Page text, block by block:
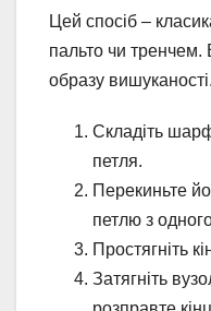
Цей спосіб –
пальто чи тренчем.
образу вишуканості.
Складіть
петля.
Перекиньте
петлю з
Простягніть
Затягніть